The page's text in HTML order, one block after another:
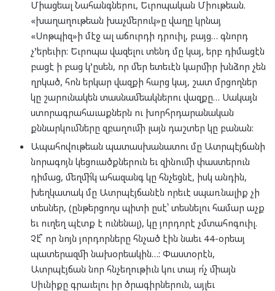
Միացեալ Նահանգներու, Եւրոպական Միութեան.
«խաղաղութեան խաչմերուկ»ը վաղը կրնայ
«Սոթպիզ»ի մէջ ալ աճուրդի դրուիլ, բայց… գնորդ
չ’երեւիր: Եւրոպա վազելու տենդ մը կայ, երբ դիմացէն
բացէ ի բաց կ’ըսեն, որ մեր ետեւէն կարմիր խնձոր չեն
ղրկած, հոն երկար վազքի հարց կայ, շատ մրցողներ
կը շարունակեն տասնամեակներու վազքը… Սակայն
ստորագրահաւաքներն ու խորհրդարանական
քննարկումները զբաղումի լայն դաշտեր կը բանան:
Ապահովութեան պատասխանատու մը Ատրպէյճանի
նորագոյն կեցուածքներուն եւ զինումի փաստերուն
դիմաց, մեղմի՜կ ահազանգ կը հնչեցնէ, իսկ անդին,
խեղկատակ մը Ատրպէյճանէն որեւէ սպառնալիք չի
տեսներ, (ընթերցողս պիտի ըսէ՝ տեսնելու համար աչք
եւ ուղեղ պէտք է ունենալ), կը յորդորէ չմտահոգուիլ.
Չէ՞ որ նոյն յորդորները հնչած էին նաեւ 44-օրեայ
պատերազմի նախօրեակին…: Փաստօրէն,
Ատրպէյճան նոր հնչեղութիւն կու տայ ո՛չ միայն
Սիւնիքը գրաւելու իր ծրագիրներուն, այլեւ